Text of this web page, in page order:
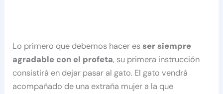
Lo primero que debemos hacer esser siempre
agradable con el profeta, su primera instrucción
consistirá en dejar pasar al gato. El gato vendrá
acompañado de una extraña mujer a la que